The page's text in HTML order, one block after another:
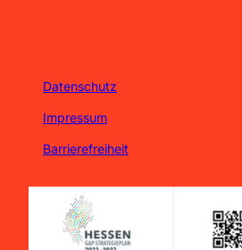
Datenschutz
Impressum
Barrierefreiheit